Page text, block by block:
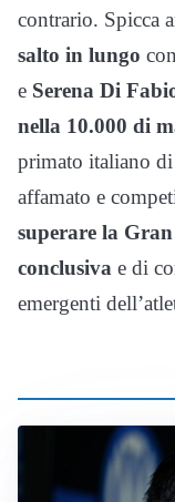
contrario. Spicca
salto in lungo
e Serena Di
nella 10.000 di
primato italiano
affamato e
superare la
conclusiva e di
emergenti